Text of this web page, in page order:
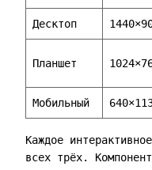
Десктоп
Планшет
Мобильный
Каждое
всех трёх.